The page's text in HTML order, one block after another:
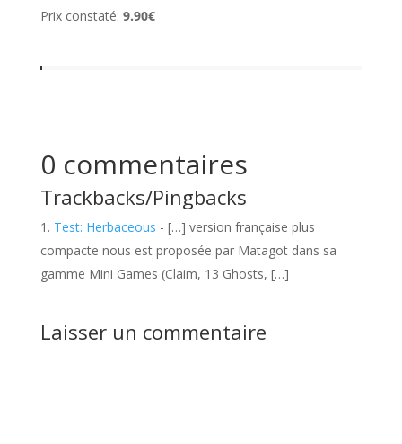
Prix constaté: 9.90€
0 commentaires
Trackbacks/Pingbacks
Test: Herbaceous - […] version française plus
compacte nous est proposée par Matagot dans sa
gamme Mini Games (Claim, 13 Ghosts, […]
Laisser un commentaire